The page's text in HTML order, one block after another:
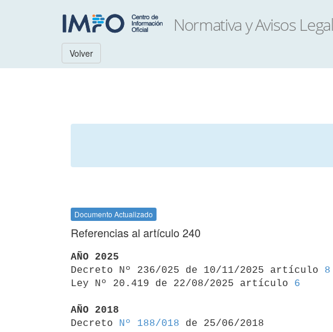
Volver
Documento Actualizado
Referencias al artículo 240
AÑO 2025
Decreto Nº 236/025 de 10/11/2025 artículo 8
Ley Nº 20.419 de 22/08/2025 artículo 6
AÑO 2018
Decreto
Nº 188/018 de 25/06/2018